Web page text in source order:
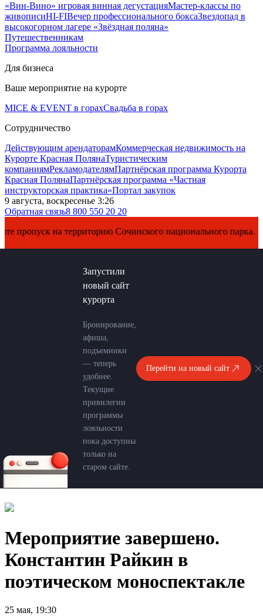
«Вин-Вино» игровая винная дегустацияМастер-классы по
живописиHI-FIВечер профессионального боксаЗвездопад в
высокогорном лагере «Звёздная поляна»
Путешественникам
Программа лояльности
Для бизнеса
Ваше мероприятие на курорте
MICE & EVENT в горахСвадьба в горах
Сотрудничество
Действующим арендаторамКоммерческая недвижимость на
Курорте Красная ПолянаТуристическим
компаниямРекламодателямПартнёрская программа Курорта
Красная ПолянаПартнёрская программа «Частная
инструкторская практика»Портал закупок
9 августа, воскресенье 3:26
Обратная связь8 800 550 20 20
на территорию Сочинского национального парка.
Запустили
новый сайт
курорта
Бронирование,
афиша,
подъемники
— теперь
удобнее.
Текущие
привилегии
программы
лояльности
пока доступны
только на
старом сайте.
Перейти на новый сайт
Мероприятие завершено.
Константин Райкин в
поэтическом моноспектакле
25 мая, 19:30